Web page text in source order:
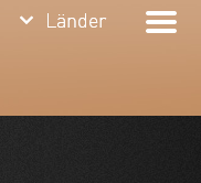
keyboard_arrow_down Länder
keyboard_arrow_down Länder